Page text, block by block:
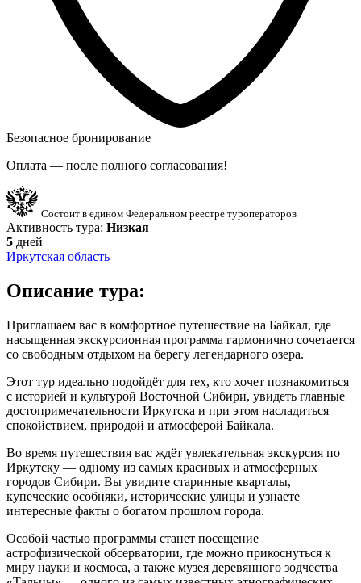
Безопасное бронирование
Оплата — после полного согласования!
Состоит в едином Федеральном реестре туроператоров
Активность тура: Низкая
5 дней
Иркутская область
Описание тура:
Приглашаем вас в комфортное путешествие на Байкал, где
насыщенная экскурсионная программа гармонично сочетается
со свободным отдыхом на берегу легендарного озера.
Этот тур идеально подойдёт для тех, кто хочет познакомиться
с историей и культурой Восточной Сибири, увидеть главные
достопримечательности Иркутска и при этом насладиться
спокойствием, природой и атмосферой Байкала.
Во время путешествия вас ждёт увлекательная экскурсия по
Иркутску — одному из самых красивых и атмосферных
городов Сибири. Вы увидите старинные кварталы,
купеческие особняки, исторические улицы и узнаете
интересные факты о богатом прошлом города.
Особой частью программы станет посещение
астрофизической обсерватории, где можно прикоснуться к
миру науки и космоса, а также музея деревянного зодчества